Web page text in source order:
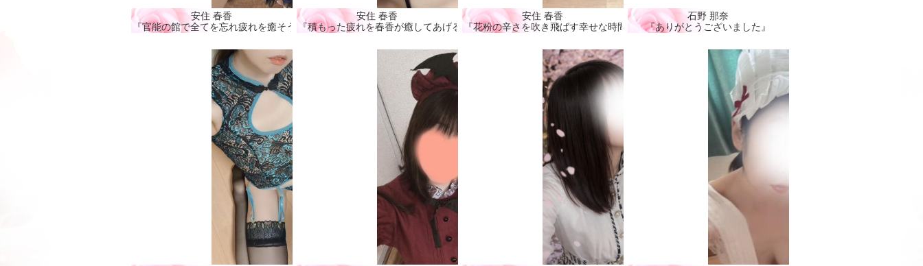
安住 春香
『官能の館で全てを忘れ疲れを癒そう🩷』
安住 春香
『積もった疲れを春香が癒してあげる🩷』
安住 春香
『花粉の辛さを吹き飛ばす幸せな時間🩷』
石野 那奈
『ありがとうございました』